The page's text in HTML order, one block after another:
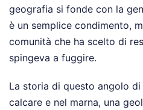
geografia si fonde con la
è un semplice condimento,
comunità che ha scelto di
spingeva a fuggire.
La storia di questo angolo
calcare e nel marna, una